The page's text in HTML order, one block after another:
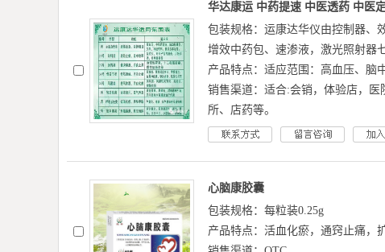
华达康运 中药提速 中医透药 中医
包装规格：运康达华仪由控制器、
增效中药包、速渗液，激光照射器
产品特点：‬适应范围：高血压、脑
销售渠道：适合:会销，体验店，医
所、店药‬等。
心脑康胶囊
包装规格：每粒装0.25g
产品特点：活血化瘀，通窍止痛，